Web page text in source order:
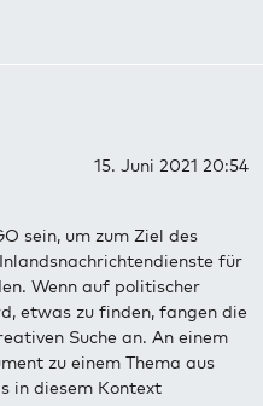
15. Juni 2021 20:54
sein, um zum Ziel des
für
Wenn auf politischer
etwas zu finden, fangen die
Suche an. An einem
zu einem Thema aus
in diesem Kontext